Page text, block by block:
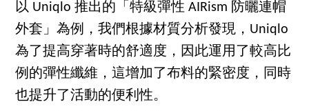
以 Uniqlo 推出的「特級彈性 AIRism 防曬連帽
外套」為例，我們根據材質分析發現，Uniqlo
為了提高穿著時的舒適度，因此運用了較高比
例的彈性纖維，這增加了布料的緊密度，同時
也提升了活動的便利性。